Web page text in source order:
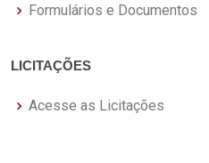
Formulários e Documentos
LICITAÇÕES
Acesse as Licitações